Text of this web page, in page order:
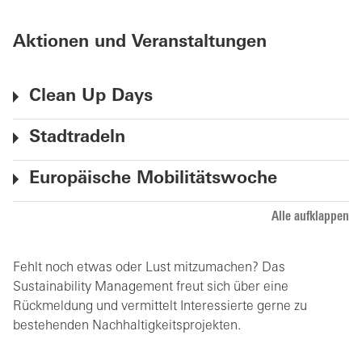
Aktionen und Veranstaltungen
Clean Up Days
Stadtradeln
Europäische Mobilitätswoche
Alle aufklappen
Fehlt noch etwas oder Lust mitzumachen? Das
Sustainability Management freut sich über eine
Rückmeldung und vermittelt Interessierte gerne zu
bestehenden Nachhaltigkeitsprojekten.